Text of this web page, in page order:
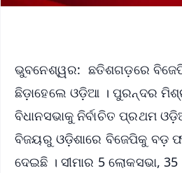
ଭୁବନେଶ୍ୱର: ଛତିଶଗଡ଼ରେ
ଛିଡ଼ାହେଲେ ଓଡ଼ିଆ । ପୁରନ୍ଦର
ବିଧାନସଭାକୁ ନିର୍ବାଚିତ ପ୍ରଥମ
ବିଜୟରୁ ଓଡ଼ିଶାରେ ବିଜେପିକୁ ବଡ଼
ଦେଇଛି । ସୀମାର 5 ଲୋକସଭା,